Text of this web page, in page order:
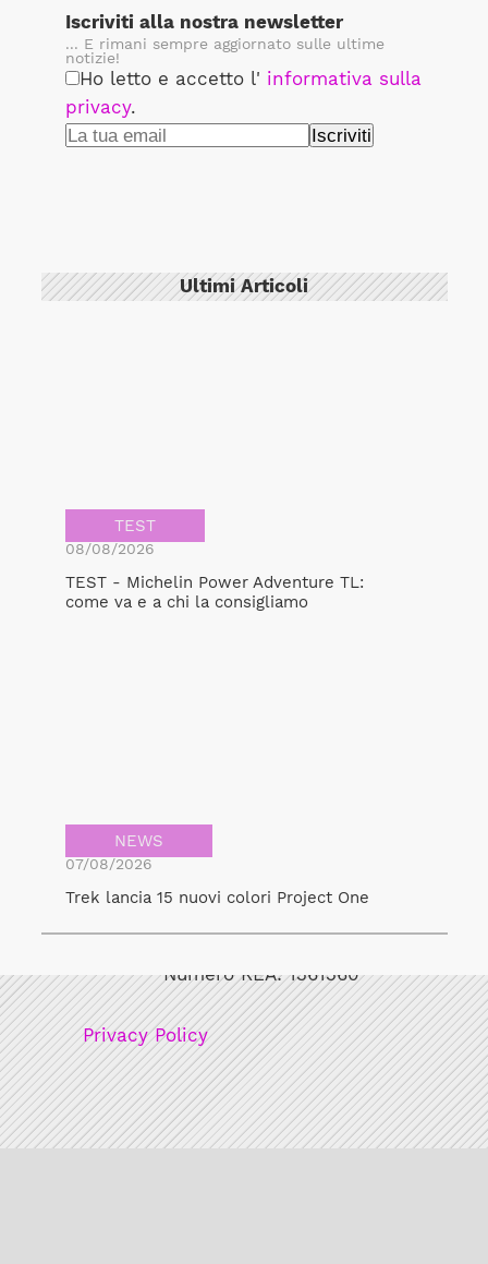
Iscriviti alla nostra newsletter
... E rimani sempre aggiornato sulle ultime
notizie!
Ho letto e accetto l' informativa sulla
privacy.
Ultimi Articoli
TEST
08/08/2026
TEST - Michelin Power Adventure TL:
come va e a chi la consigliamo
NEWS
07/08/2026
Trek lancia 15 nuovi colori Project One
Numero REA: 1361360
Privacy Policy